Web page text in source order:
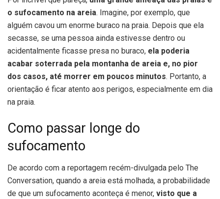
o sufocamento na areia. Imagine, por exemplo, que
alguém cavou um enorme buraco na praia. Depois que ela
secasse, se uma pessoa ainda estivesse dentro ou
acidentalmente ficasse presa no buraco, ela poderia
acabar soterrada pela montanha de areia e, no pior
dos casos, até morrer em poucos minutos. Portanto, a
orientação é ficar atento aos perigos, especialmente em dia
na praia.
Como passar longe do
sufocamento
De acordo com a reportagem recém-divulgada pelo The
Conversation, quando a areia está molhada, a probabilidade
de que um sufocamento aconteça é menor, visto que a